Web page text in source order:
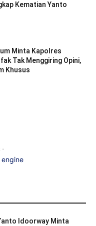
Kematian Yanto
Minta Kapolres
Tak Menggiring Opini,
Khusus
-
Idoorway Minta